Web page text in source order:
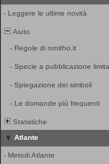
- Leggere le ultime novità
Aiuto
- Regole di ornitho.it
- Specie a pubblicazione
- Spiegazione dei simboli
- Le domande più frequenti
Statistiche
Atlante
- Metodi Atlante